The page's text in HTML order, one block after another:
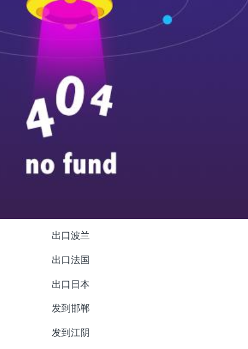
出口波兰
出口法国
出口日本
发到邯郸
发到江阴